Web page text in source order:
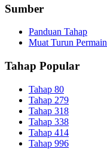
Sumber
Panduan Tahap
Muat Turun
Tahap Popular
Tahap 80
Tahap 279
Tahap 318
Tahap 338
Tahap 414
Tahap 996